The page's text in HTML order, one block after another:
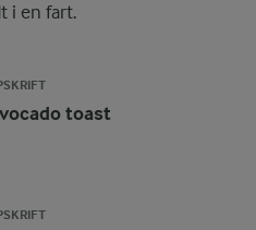
i en fart.
toast